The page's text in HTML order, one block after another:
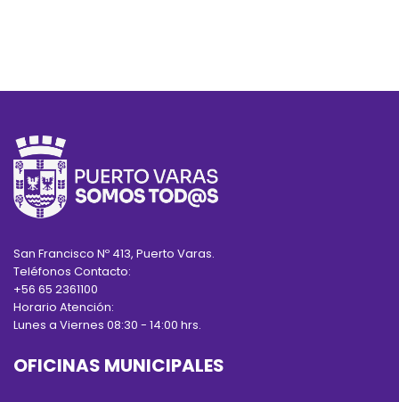
San Francisco Nº 413, Puerto Varas.
Teléfonos Contacto:
+56 65 2361100
Horario Atención:
Lunes a Viernes 08:30 - 14:00 hrs.
OFICINAS MUNICIPALES